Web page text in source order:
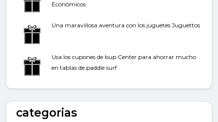
Económicos
Una maravillosa aventura con los juguetes Juguettos
Usa los cupones de Isup Center para ahorrar mucho
en tablas de paddle surf
categorias